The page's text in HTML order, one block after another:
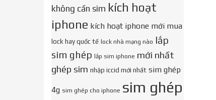
không cần sim kích hoạt
iphone kích hoạt iphone mới mua
lock hay quốc tế lock nhà mạng nào lắp
sim ghép lắp sim iphone mới nhất
ghép sim nhập iccid mới nhất sim ghép
4g sim ghép cho iphone sim ghép